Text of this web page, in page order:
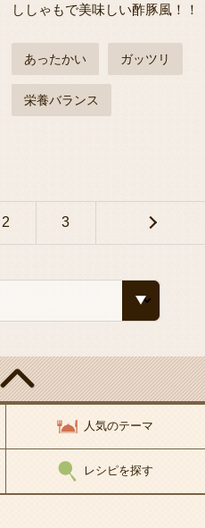
ししゃもで美味しい酢豚風！！
あったかい ガッツリ
栄養バランス
2 3
人気のテーマ
レシピを探す